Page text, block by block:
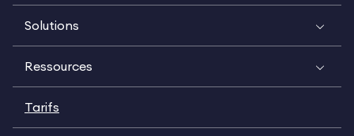
Solutions
Ressources
Tarifs